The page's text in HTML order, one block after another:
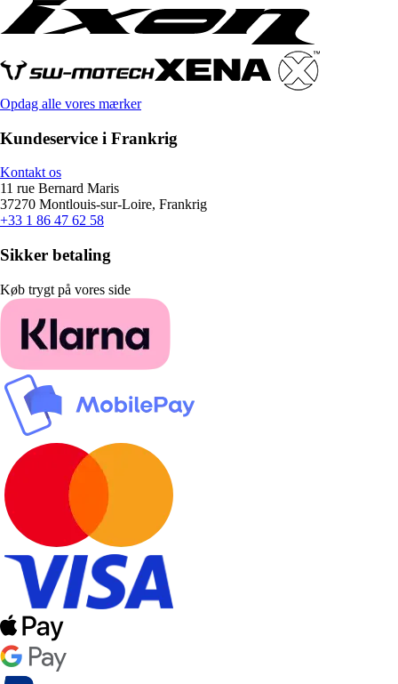
Opdag alle vores mærker
Kundeservice i Frankrig
Kontakt os
11 rue Bernard Maris
37270 Montlouis-sur-Loire, Frankrig
+33 1 86 47 62 58
Sikker betaling
Køb trygt på vores side